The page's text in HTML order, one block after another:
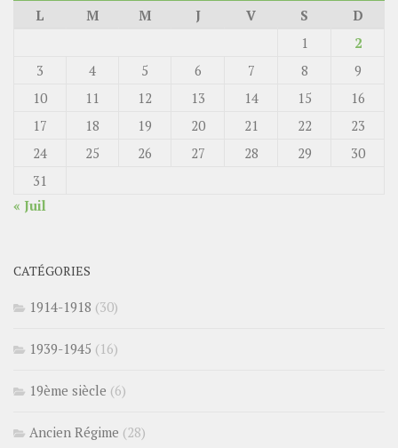
L
M M J V S
D
1
2
3
4 5 6 7 8
9
10
11 12 13 14 15
16
17
18 19 20 21 22
23
24
25 26 27 28 29
30
31
« Juil
CATÉGORIES
1914-1918 (30)
1939-1945 (16)
19ème siècle (6)
Ancien Régime (28)